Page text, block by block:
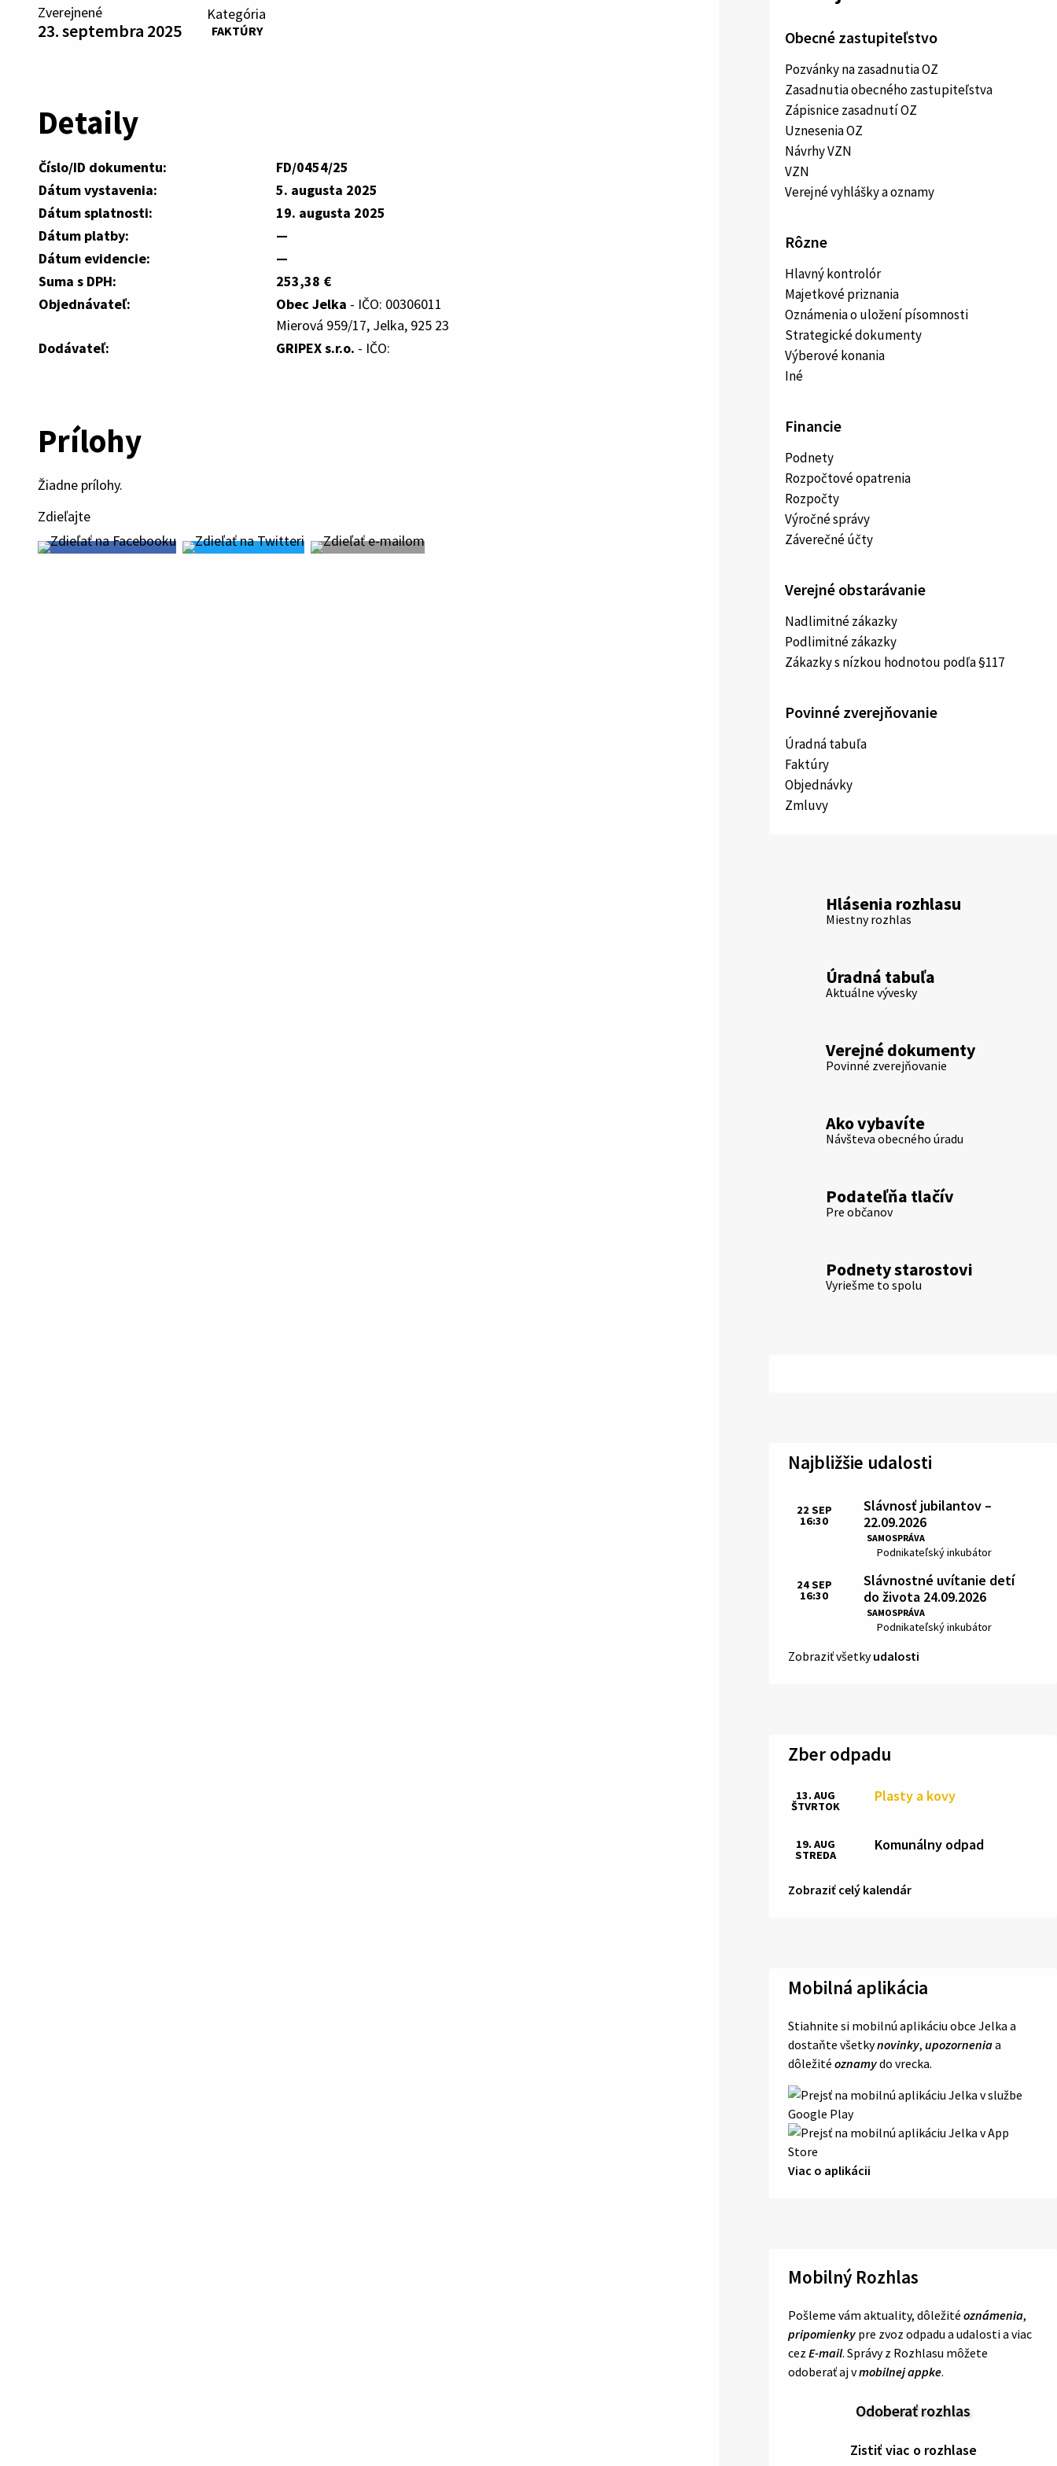
Zverejnené
23. septembra 2025
Kategória
FAKTÚRY
Detaily
Číslo/ID dokumentu:
FD/0454/25
Dátum vystavenia:
5. augusta 2025
Dátum splatnosti:
19. augusta 2025
Dátum platby:
—
Dátum evidencie:
—
Suma s DPH:
253,38 €
Objednávateľ:
Obec Jelka - IČO: 00306011
Mierová 959/17, Jelka, 925 23
Dodávateľ:
GRIPEX s.r.o. - IČO:
Prílohy
Žiadne prílohy.
Zdieľajte
Obecné zastupiteľstvo
Pozvánky na zasadnutia OZ
Zasadnutia obecného zastupiteľstva
Zápisnice zasadnutí OZ
Uznesenia OZ
Návrhy VZN
VZN
Verejné vyhlášky a oznamy
Rôzne
Hlavný kontrolór
Majetkové priznania
Oznámenia o uložení písomnosti
Strategické dokumenty
Výberové konania
Iné
Financie
Podnety
Rozpočtové opatrenia
Rozpočty
Výročné správy
Záverečné účty
Verejné obstarávanie
Nadlimitné zákazky
Podlimitné zákazky
Zákazky s nízkou hodnotou podľa §117
Povinné zverejňovanie
Úradná tabuľa
Faktúry
Objednávky
Zmluvy
Hlásenia rozhlasu
Miestny rozhlas
Úradná tabuľa
Aktuálne vývesky
Verejné dokumenty
Povinné zverejňovanie
Ako vybavíte
Návšteva obecného úradu
Podateľňa tlačív
Pre občanov
Podnety starostovi
Vyriešme to spolu
Najbližšie udalosti
Slávnosť jubilantov –
22.09.2026
SAMOSPRÁVA
Miesto:
Podnikateľský inkubátor
Čas:
22 SEP
16:30
Slávnostné uvítanie detí
do života 24.09.2026
SAMOSPRÁVA
Miesto:
Podnikateľský inkubátor
Čas:
24SEP
16:30
Zobraziť všetkyudalosti
Zber odpadu
Plasty a kovy
13. AUG
ŠTVRTOK
Komunálny odpad
19. AUG
STREDA
Zobraziť celý kalendár
Mobilná aplikácia
Stiahnite si mobilnú aplikáciu obce Jelka a
dostaňte všetkynovinky, upozorneniaa
dôležité oznamydo vrecka.
Viac o aplikácii
Mobilný Rozhlas
Pošleme vám aktuality, dôležité oznámenia,
pripomienky pre zvoz odpadu a udalosti a viac
cez E-mail. Správy z Rozhlasu môžete
odoberať aj vmobilnej appke.
Odoberať rozhlas
Zistiť viac o rozhlase